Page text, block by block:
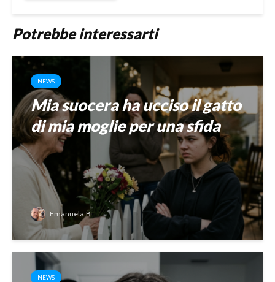
Potrebbe interessarti
NEWS
Mia suocera ha ucciso il gatto
di mia moglie per una sfida
Emanuela B.
NEWS